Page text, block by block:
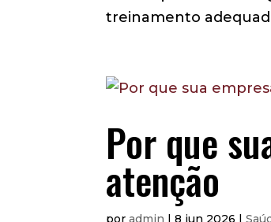
treinamento
Por que
atenção
poradmin |8 jun 2026 |